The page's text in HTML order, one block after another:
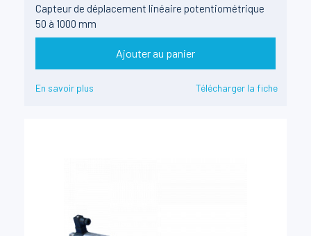
Capteur de déplacement linéaire potentiométrique
50 à 1000 mm
Ajouter au panier
En savoir plus Télécharger la fiche